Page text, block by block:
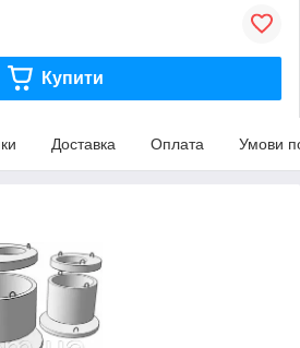
Купити
Доставка Оплата Умови